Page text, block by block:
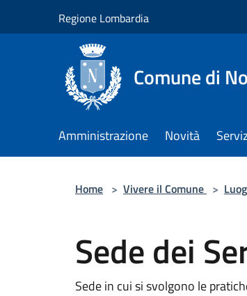
Regione Lombardia
Comune di
Amministrazione Novità
Home > Vivere il Comune >
Sede dei
Sede in cui si svolgono le